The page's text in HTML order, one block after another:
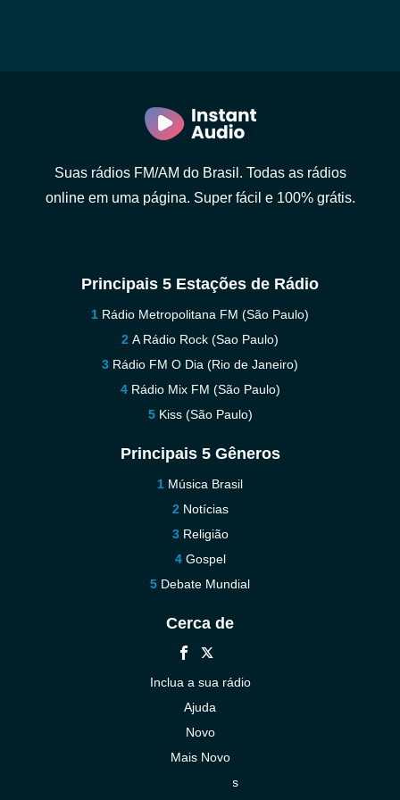
Suas rádios FM/AM do Brasil. Todas as rádios
online em uma página. Super fácil e 100% grátis.
Principais 5 Estações de Rádio
Rádio Metropolitana FM (São Paulo)
A Rádio Rock (Sao Paulo)
Rádio FM O Dia (Rio de Janeiro)
Rádio Mix FM (São Paulo)
Kiss (São Paulo)
Principais 5 Gêneros
Música Brasil
Notícias
Religião
Gospel
Debate Mundial
Cerca de
Inclua a sua rádio
Ajuda
Novo
Mais Novo
Contacte-nos